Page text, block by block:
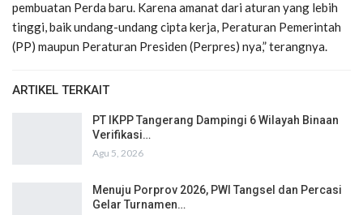
pembuatan Perda baru. Karena amanat dari aturan yang lebih
tinggi, baik undang-undang cipta kerja, Peraturan Pemerintah
(PP) maupun Peraturan Presiden (Perpres) nya,” terangnya.
ARTIKEL TERKAIT
PT IKPP Tangerang Dampingi 6 Wilayah Binaan
Verifikasi…
Agu 5, 2026
Menuju Porprov 2026, PWI Tangsel dan Percasi
Gelar Turnamen…